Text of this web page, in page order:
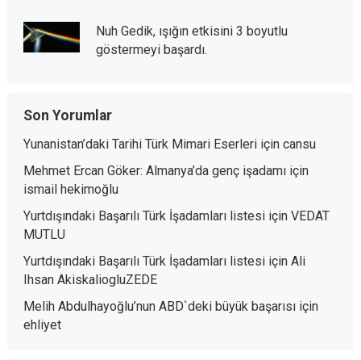
Nuh Gedik, ışığın etkisini 3 boyutlu
göstermeyi başardı.
Son Yorumlar
Yunanistan’daki Tarihi Türk Mimari Eserleriiçin cansu
Mehmet Ercan Göker: Almanya’da genç işadamıiçin
ismail hekimoğlu
Yurtdışındaki Başarılı Türk İşadamları listesiiçin VEDAT
MUTLU
Yurtdışındaki Başarılı Türk İşadamları listesiiçin Ali
Ihsan AkiskaliogluZEDE
Melih Abdulhayoğlu’nun ABD`deki büyük başarısıiçin
ehliyet